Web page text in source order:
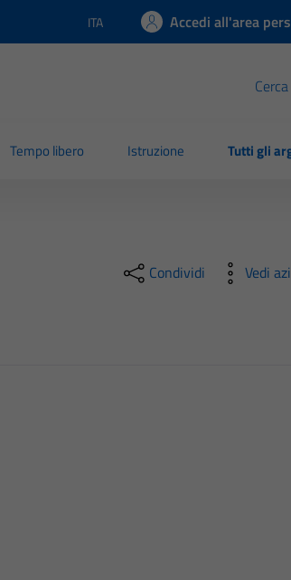
Lingua attiva:
ITA Accedi all'area
Cerca
Tempo libero Istruzione Tutti gli
Condividi Vedi